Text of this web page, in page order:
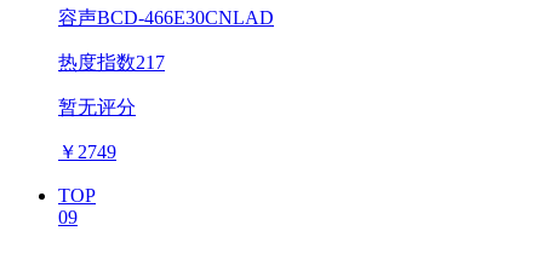
容声BCD-466E30CNLAD
热度指数217
暂无评分
￥ 2749
TOP
09